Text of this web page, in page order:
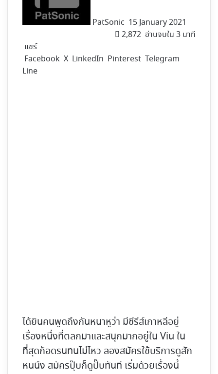
PatSonic 15 January 2021
2,872 อ่านจบใน 3 นาที
แชร์
Facebook X LinkedIn Pinterest Telegram
Line
ได้ยินคนพูดถึงกันหนาหูว่า มีซีรีส์เกาหลีอยู่
เรื่องหนึ่งที่ตลกมาและสนุกมากอยู่ใน Viu ใน
ที่สุดก็อดรนทนไม่ไหว ลองสมัครใช้บริการดูสัก
หนนึง สมัครปุ๊บก็ดูปั๊บทันที เริ่มด้วยเรื่องนี้